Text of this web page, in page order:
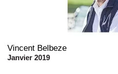
Vincent Belbeze
Janvier 2019